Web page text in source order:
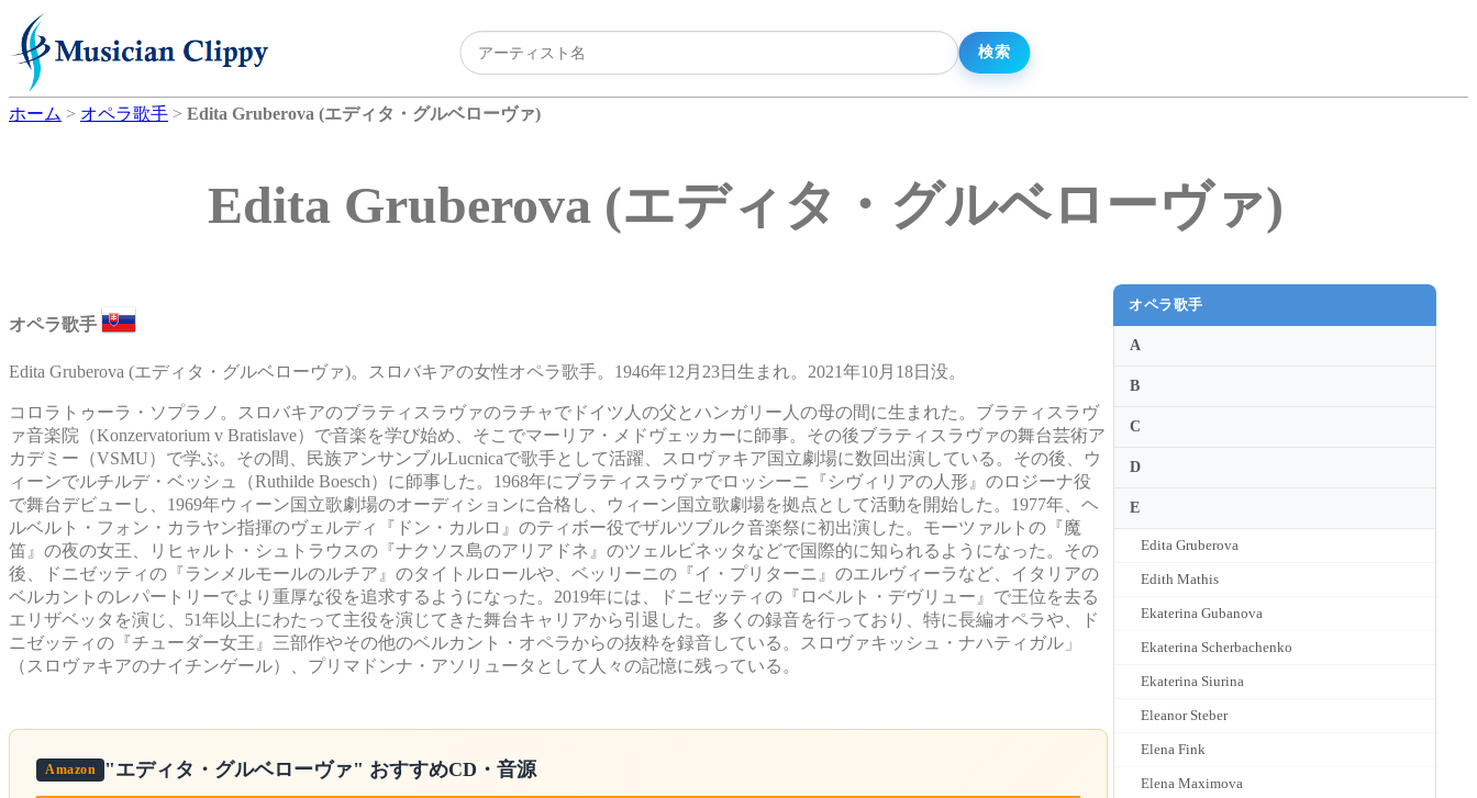
ホーム > オペラ歌手 > Edita Gruberova (エディタ・グルベローヴァ)
Edita Gruberova (エディタ・グルベローヴァ)
オペラ歌手
Edita Gruberova (エディタ・グルベローヴァ)。スロバキアの女性オペラ歌手。1946年12月23日生まれ。2021年10月18日没。
コロラトゥーラ・ソプラノ。スロバキアのブラティスラヴァのラチャでドイツ人の父とハンガリー人の母の間に生まれた。ブラティスラヴ
ァ音楽院（Konzervatorium v Bratislave）で音楽を学び始め、そこでマーリア・メドヴェッカーに師事。その後ブラティスラヴァの舞台芸術ア
カデミー（VSMU）で学ぶ。その間、民族アンサンブルLucnicaで歌手として活躍、スロヴァキア国立劇場に数回出演している。その後、ウ
ィーンでルチルデ・ベッシュ（Ruthilde Boesch）に師事した。1968年にブラティスラヴァでロッシーニ『シヴィリアの人形』のロジーナ役
で舞台デビューし、1969年ウィーン国立歌劇場のオーディションに合格し、ウィーン国立歌劇場を拠点として活動を開始した。1977年、ヘ
ルベルト・フォン・カラヤン指揮のヴェルディ『ドン・カルロ』のティボー役でザルツブルク音楽祭に初出演した。モーツァルトの『魔
笛』の夜の女王、リヒャルト・シュトラウスの『ナクソス島のアリアドネ』のツェルビネッタなどで国際的に知られるようになった。その
後、ドニゼッティの『ランメルモールのルチア』のタイトルロールや、ベッリーニの『イ・プリターニ』のエルヴィーラなど、イタリアの
ベルカントのレパートリーでより重厚な役を追求するようになった。2019年には、ドニゼッティの『ロベルト・デヴリュー』で王位を去る
エリザベッタを演じ、51年以上にわたって主役を演じてきた舞台キャリアから引退した。多くの録音を行っており、特に長編オペラや、ド
ニゼッティの『チューダー女王』三部作やその他のベルカント・オペラからの抜粋を録音している。スロヴァキッシュ・ナハティガル」
（スロヴァキアのナイチンゲール）、プリマドンナ・アソリュータとして人々の記憶に残っている。
Amazon "エディタ・グルベローヴァ" おすすめCD・音源
オペラ歌手
A
B
C
D
E
Edita Gruberova
Edith Mathis
Ekaterina Gubanova
Ekaterina Scherbachenko
Ekaterina Siurina
Eleanor Steber
Elena Fink
Elena Maximova